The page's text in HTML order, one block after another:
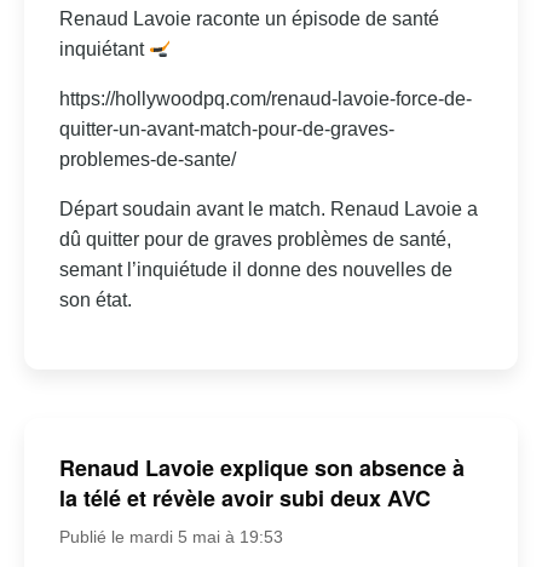
Renaud Lavoie raconte un épisode de santé
inquiétant
https://hollywoodpq.com/renaud-lavoie-force-de-
quitter-un-avant-match-pour-de-graves-
problemes-de-sante/
Départ soudain avant le match. Renaud Lavoie a
dû quitter pour de graves problèmes de santé,
semant l’inquiétude il donne des nouvelles de
son état.
Renaud Lavoie explique son absence à
la télé et révèle avoir subi deux AVC
Publié le mardi 5 mai à 19:53